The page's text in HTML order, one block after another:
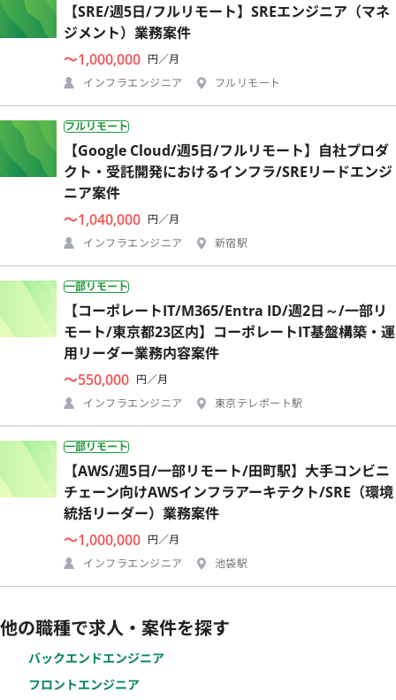
【SRE/週5日/フルリモート】SREエンジニア（マネ
ジメント）業務案件
〜1,000,000 円／月
インフラエンジニア
フルリモート
フルリモート
【Google Cloud/週5日/フルリモート】自社プロダ
クト・受託開発におけるインフラ/SREリードエンジ
ニア案件
〜1,040,000 円／月
インフラエンジニア
新宿駅
一部リモート
【コーポレートIT/M365/Entra ID/週2日～/一部リ
モート/東京都23区内】コーポレートIT基盤構築・運
用リーダー業務内容案件
〜550,000 円／月
インフラエンジニア
東京テレポート駅
一部リモート
【AWS/週5日/一部リモート/田町駅】大手コンビニ
チェーン向けAWSインフラアーキテクト/SRE（環境
統括リーダー）業務案件
〜1,000,000 円／月
インフラエンジニア
池袋駅
他の職種で求人・案件を探す
バックエンドエンジニア
フロントエンジニア